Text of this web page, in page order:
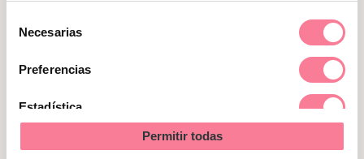
Necesarias
Preferencias
Estadística
Permitir todas
puedes empezar a notar molestias en la
estómago
, causado por el aumento de
presión sobre este. Y llega uno de los
momentos más emocionantes para las
futuras madres: comienzan a notarse los